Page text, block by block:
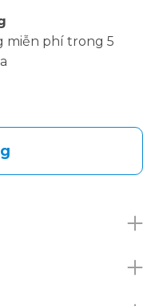
miễn phí trong 5